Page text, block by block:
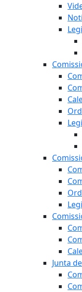
Junta